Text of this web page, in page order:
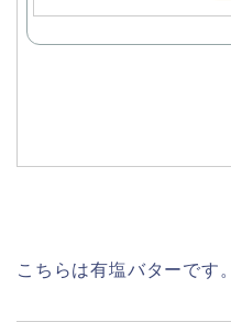
こちらは有塩バターです。